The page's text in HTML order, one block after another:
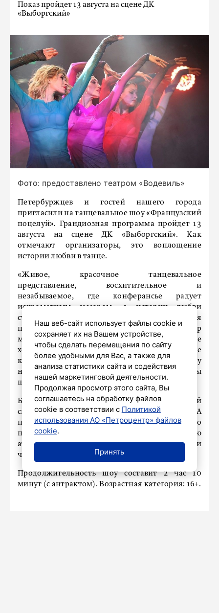
Показ пройдет 13 августа на сцене ДК
«Выборгский»
Фото: предоставлено театром «Водевиль»
Петербуржцев и гостей нашего города
пригласили на танцевальное шоу «Французский
поцелуй». Грандиозная программа пройдет 13
августа на сцене ДК «Выборгский». Как
отмечают организаторы, это воплощение
истории любви в танце.
«Живое, красочное танцевальное
представление, восхитительное и
незабываемое, где конферансье радует
искрометным юмором, а истории любви
становятся еще более яркими благодаря
прекрасному вокалу. Тщательный отбор
музыкального материала, авторские
хореографические постановки и уникальные
костюмы ручной работы делают это шоу
неповторимым!» – отмечают организаторы
шоу.
Балет «Бизе Лизу» уже покорил зрителей
своими знаменитыми шоу в жанре варьете. А
программа «Французский поцелуй» – это
полное погружение в завораживающую
атмосферу роскоши, элегантности и
чувственности.
Продолжительность шоу составит 2 час 10
минут (с антрактом). Возрастная категория: 16+.
Наш веб-сайт использует файлы cookie и
сохраняет их на Вашем устройстве,
чтобы сделать перемещения по сайту
более удобными для Вас, а также для
анализа статистики сайта и содействия
нашей маркетинговой деятельности.
Продолжая просмотр этого сайта, Вы
соглашаетесь на обработку файлов
cookie в соответствии с Политикой
использования АО «Петроцентр» файлов
cookie.
Принять